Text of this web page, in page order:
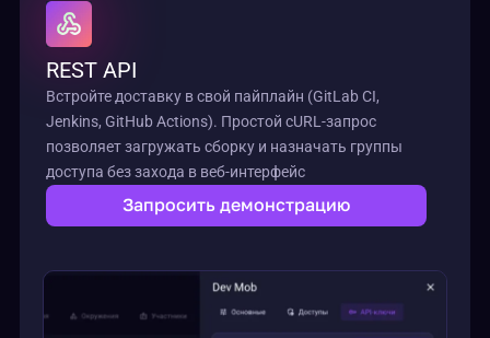
REST API
Встройте доставку в свой пайплайн (GitLab CI,
Jenkins, GitHub Actions). Простой cURL-запрос
позволяет загружать сборку и назначать группы
доступа без захода в веб-интерфейс
Запросить демонстрацию